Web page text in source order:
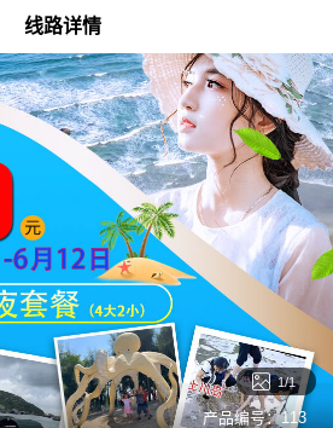
线路详情
 1/1
产品编号：113